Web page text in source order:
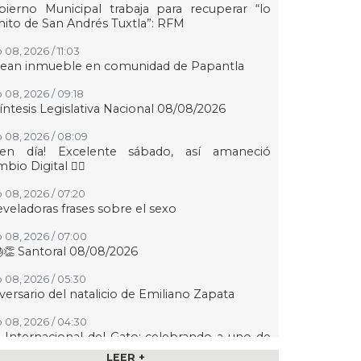
Municipal trabaja para recuperar “lo
de San Andrés Tuxtla”: RFM
08, 2026 / 11:03
inmueble en comunidad de Papantla
08, 2026 / 09:18
Legislativa Nacional 08/08/2026
08, 2026 / 08:09
día! Excelente sábado, así amaneció
Digital 👍🏻
08, 2026 / 07:20
frases sobre el sexo
08, 2026 / 07:00
Santoral 08/08/2026
08, 2026 / 05:30
del natalicio de Emiliano Zapata
08, 2026 / 04:30
Internacional del Gato: celebrando a uno de
de compañía más queridos
LEER +